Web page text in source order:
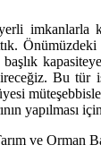
imkanlarla
Bu tür
yapılması
ve Orman